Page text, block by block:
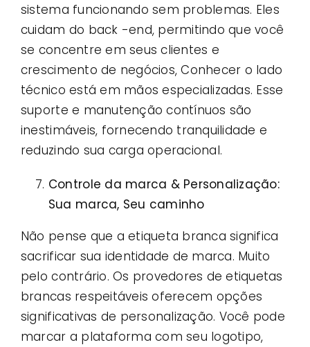
sistema funcionando sem problemas. Eles
cuidam do back -end, permitindo que você
se concentre em seus clientes e
crescimento de negócios, Conhecer o lado
técnico está em mãos especializadas. Esse
suporte e manutenção contínuos são
inestimáveis, fornecendo tranquilidade e
reduzindo sua carga operacional.
Controle da marca & Personalização:
Sua marca, Seu caminho
Não pense que a etiqueta branca significa
sacrificar sua identidade de marca. Muito
pelo contrário. Os provedores de etiquetas
brancas respeitáveis ​​oferecem opções
significativas de personalização. Você pode
marcar a plataforma com seu logotipo,